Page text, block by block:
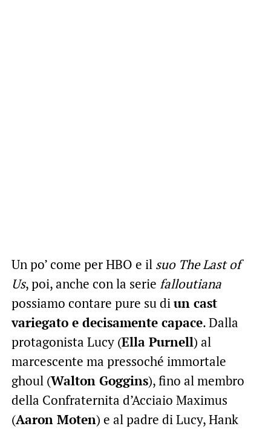
Un po’ come per HBO e il suo The Last of
Us, poi, anche con la serie falloutiana
possiamo contare pure su di un cast
variegato e decisamente capace. Dalla
protagonista Lucy (Ella Purnell) al
marcescente ma pressoché immortale
ghoul (Walton Goggins), fino al membro
della Confraternita d’Acciaio Maximus
(Aaron Moten) e al padre di Lucy, Hank